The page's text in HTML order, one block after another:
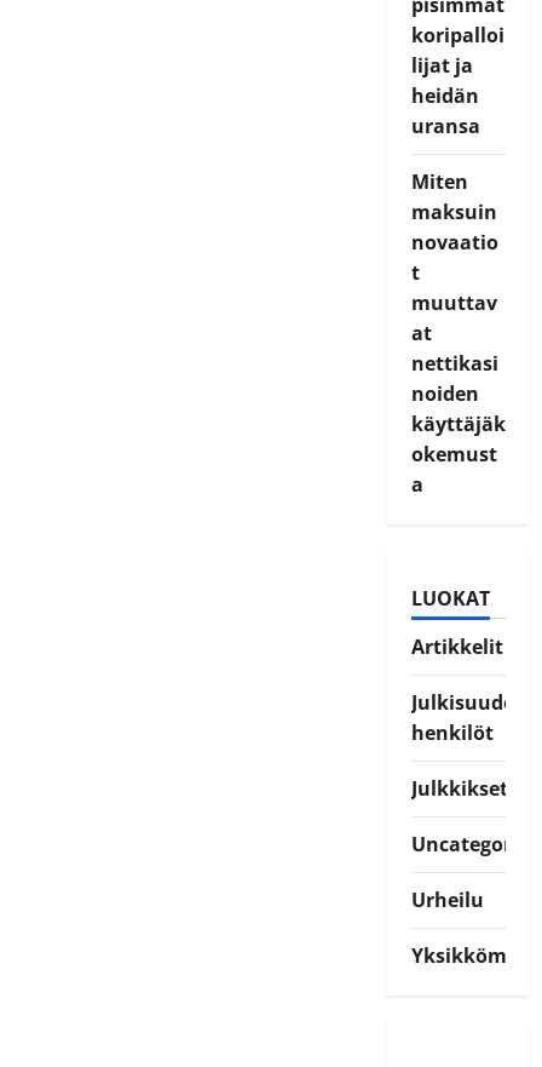
koripalloi
lijat ja
heidän
uransa
Miten
maksuin
novaatio
t
muuttav
at
nettikasi
noiden
käyttäjäk
okemust
a
LUOKAT
Artikkelit
Julkisuuden
henkilöt
Julkkikset
Urheilu